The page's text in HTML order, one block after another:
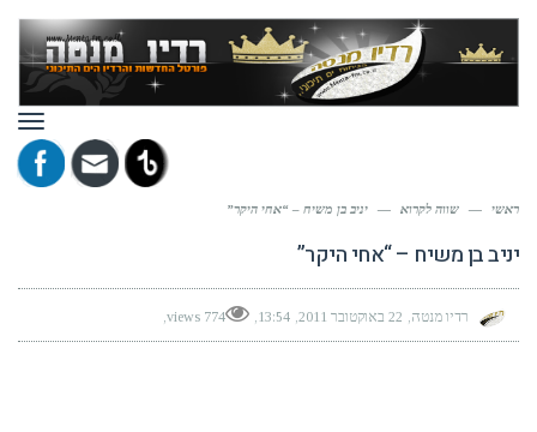
ראשי — שווה לקרוא — יניב בן משיח – “אחי היקר”
יניב בן משיח – “אחי היקר”
רדיו מנטה 22 באוקטובר 2011 13:54
774 views